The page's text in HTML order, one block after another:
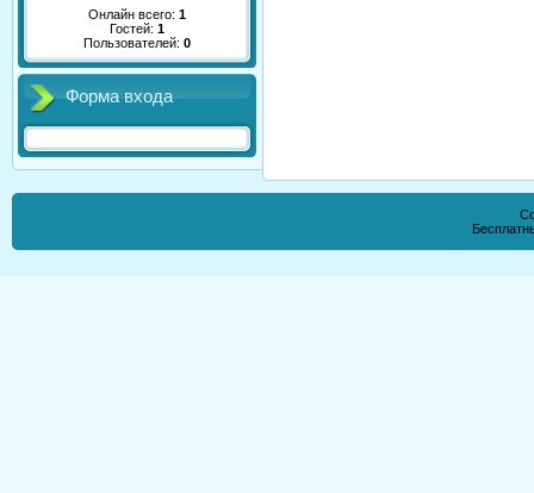
Онлайн всего: 1
Гостей: 1
Пользователей: 0
Форма входа